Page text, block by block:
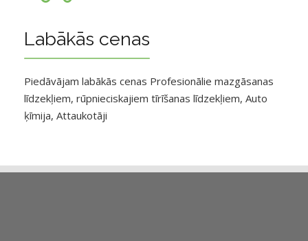
Labākās cenas
Piedāvājam labākās cenas Profesionālie mazgāsanas
līdzekļiem, rūpnieciskajiem tīrīšanas līdzekļiem, Auto
ķīmija, Attaukotāji